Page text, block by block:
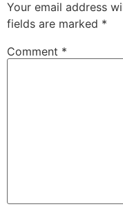
Your email address
fields are marked *
Comment *